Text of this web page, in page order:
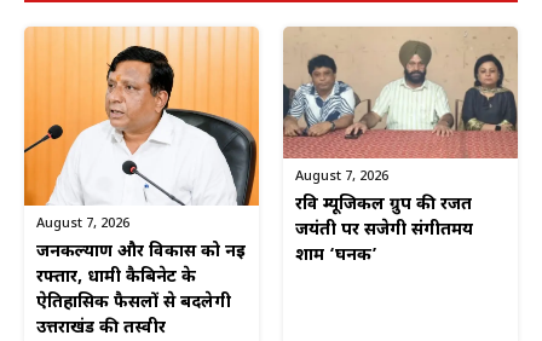
August 7, 2026
जनकल्याण और विकास को नई
रफ्तार, धामी कैबिनेट के
ऐतिहासिक फैसलों से बदलेगी
उत्तराखंड की तस्वीर
August 7, 2026
रवि म्यूजिकल ग्रुप की रजत
जयंती पर सजेगी संगीतमय
शाम ‘घनक’